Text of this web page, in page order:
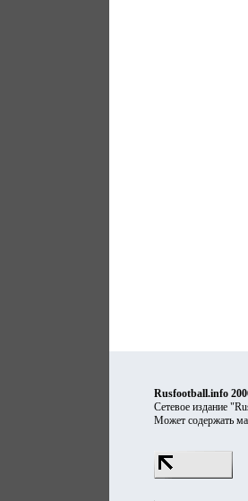
Rusfootball.info
Сетевое издание
Может содержать